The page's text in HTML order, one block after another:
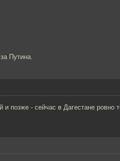
Путина.
и позже - сейчас в Дагестане ровно